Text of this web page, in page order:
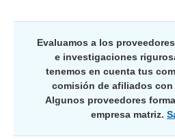
Evaluamos a los
e investigaciones
tenemos en cuenta tus
comisión de afiliados
Algunos proveedores
empresa matriz.